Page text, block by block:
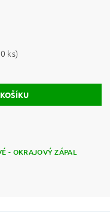
ks)
- OKRAJOVÝ ZÁPAL